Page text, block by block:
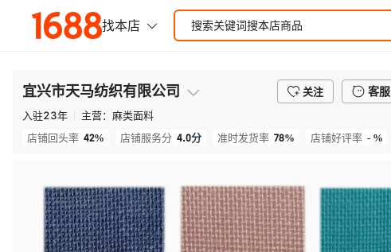
宜兴市天马纺织有限公司 关注 客服
入驻23年 主营： 麻类面料
店铺回头率 42% 店铺服务分 4.0分 准时发货率 78% 店铺好评率 - %